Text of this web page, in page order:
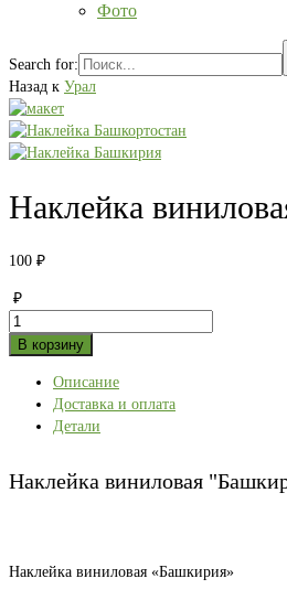
Фото
Search for:
Назад к Урал
Наклейка
100 ₽
₽
Количество
товара
виниловая
"Башкирия"
В корзину
Описание
Доставка и оплата
Детали
Наклейка виниловая
Наклейка виниловая «Башкирия»